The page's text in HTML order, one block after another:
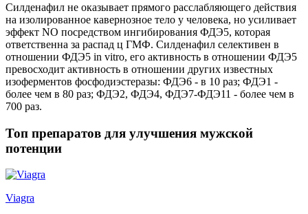
Силденафил не оказывает прямого расслабляющего действия
на изолированное кавернозное тело у человека, но усиливает
эффект NO посредством ингибирования ФДЭ5, которая
ответственна за распад ц ГМФ. Силденафил селективен в
отношении ФДЭ5 in vitro, его активность в отношении ФДЭ5
превосходит активность в отношении других известных
изоферментов фосфодиэстеразы: ФДЭ6 - в 10 раз; ФДЭ1 -
более чем в 80 раз; ФДЭ2, ФДЭ4, ФДЭ7-ФДЭ11 - более чем в
700 раз.
Топ препаратов для улучшения мужской
потенции
Viagra